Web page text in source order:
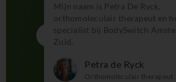
Mijn naam is Petra De Ryck,
orthomoleculair therapeut en
specialist bij BodySwitch
Zuid.
Petra de Ryck
Orthomoleculair therapeut